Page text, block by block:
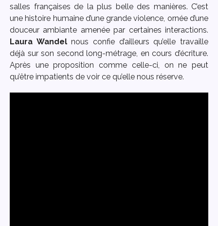
salles françaises de la plus belle des manières. C’est
une histoire humaine d’une grande violence, ornée d’une
douceur ambiante amenée par certaines interactions.
Laura Wandelnous confie d’ailleurs qu’elle travaille
déjà sur son second long-métrage, en cours d’écriture.
Après une proposition comme celle-ci, on ne peut
qu’être impatients de voir ce qu’elle nous réserve.